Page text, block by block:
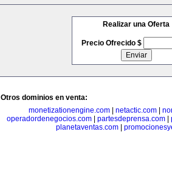
Realizar una Oferta
Precio Ofrecido $
Otros dominios en venta:
monetizationengine.com| netactic.com|
operadordenegocios.com
partesdeprensa.com
planetaventas.com